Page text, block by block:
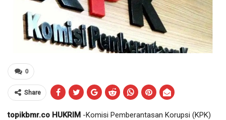
0
Share
topikbmr.co HUKRIM -Komisi Pemberantasan Korupsi (KPK)